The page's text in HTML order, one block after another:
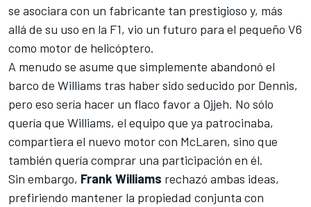
se asociara con un fabricante tan prestigioso y, más
allá de su uso en la F1, vio un futuro para el pequeño V6
como motor de helicóptero.
A menudo se asume que simplemente abandonó el
barco de Williams tras haber sido seducido por Dennis,
pero eso sería hacer un flaco favor a Ojjeh. No sólo
quería que Williams, el equipo que ya patrocinaba,
compartiera el nuevo motor con McLaren, sino que
también quería comprar una participación en él.
Sin embargo, Frank Williams rechazó ambas ideas,
prefiriendo mantener la propiedad conjunta con